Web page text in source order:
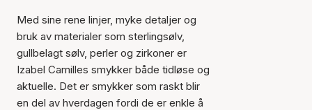
Med sine rene linjer, myke detaljer og
bruk av materialer som sterlingsølv,
gullbelagt sølv, perler og zirkoner er
Izabel Camilles smykker både tidløse og
aktuelle. Det er smykker som raskt blir
en del av hverdagen fordi de er enkle å